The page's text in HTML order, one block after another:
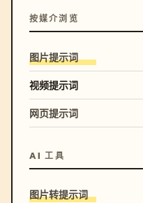
按媒介浏览
图片提示词
视频提示词
网页提示词
AI 工具
图片转提示词